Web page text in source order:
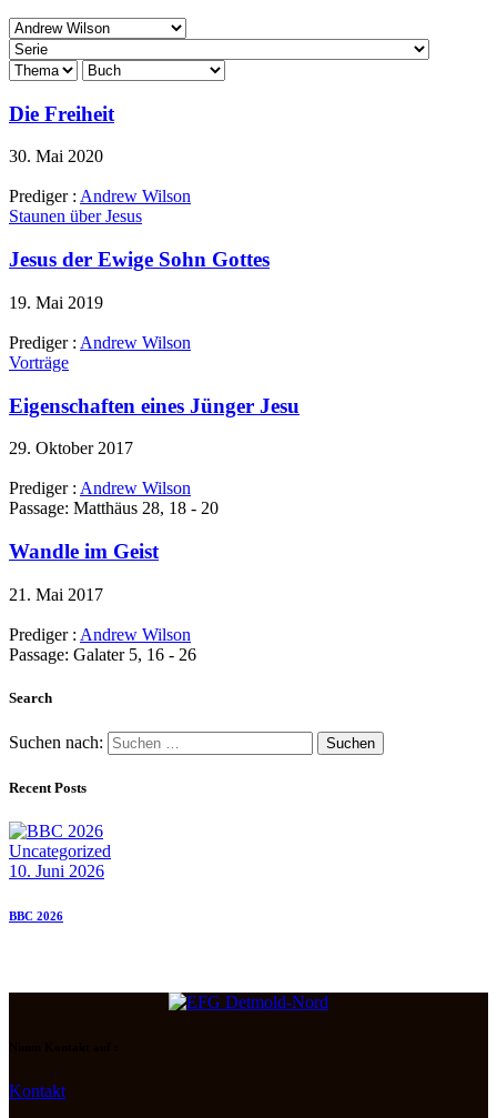
Die Freiheit
30. Mai 2020
Prediger : Andrew Wilson
Staunen über Jesus
Jesus der Ewige Sohn Gottes
19. Mai 2019
Prediger : Andrew Wilson
Vorträge
Eigenschaften eines Jünger Jesu
29. Oktober 2017
Prediger : Andrew Wilson
Passage: Matthäus 28, 18 - 20
Wandle im Geist
21. Mai 2017
Prediger : Andrew Wilson
Passage: Galater 5, 16 - 26
Search
Suchen nach:
Recent Posts
Uncategorized
10. Juni 2026
BBC 2026
Kontakt